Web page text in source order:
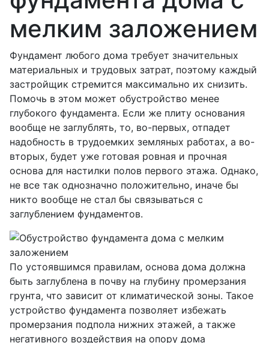
мелким заложением
Фундамент любого дома требует значительных
материальных и трудовых затрат, поэтому каждый
застройщик стремится максимально их снизить.
Помочь в этом может обустройство менее
глубокого фундамента. Если же плиту основания
вообще не заглублять, то, во-первых, отпадет
надобность в трудоемких земляных работах, а во-
вторых, будет уже готовая ровная и прочная
основа для настилки полов первого этажа. Однако,
не все так однозначно положительно, иначе бы
никто вообще не стал бы связываться с
заглублением фундаментов.
По устоявшимся правилам, основа дома должна
быть заглублена в почву на глубину промерзания
грунта, что зависит от климатической зоны. Такое
устройство фундамента позволяет избежать
промерзания подпола нижних этажей, а также
негативного воздействия на опору дома